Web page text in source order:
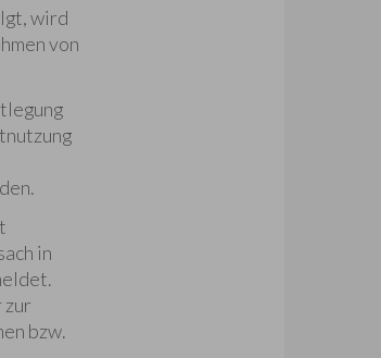
wird
von
in
zur
bzw.